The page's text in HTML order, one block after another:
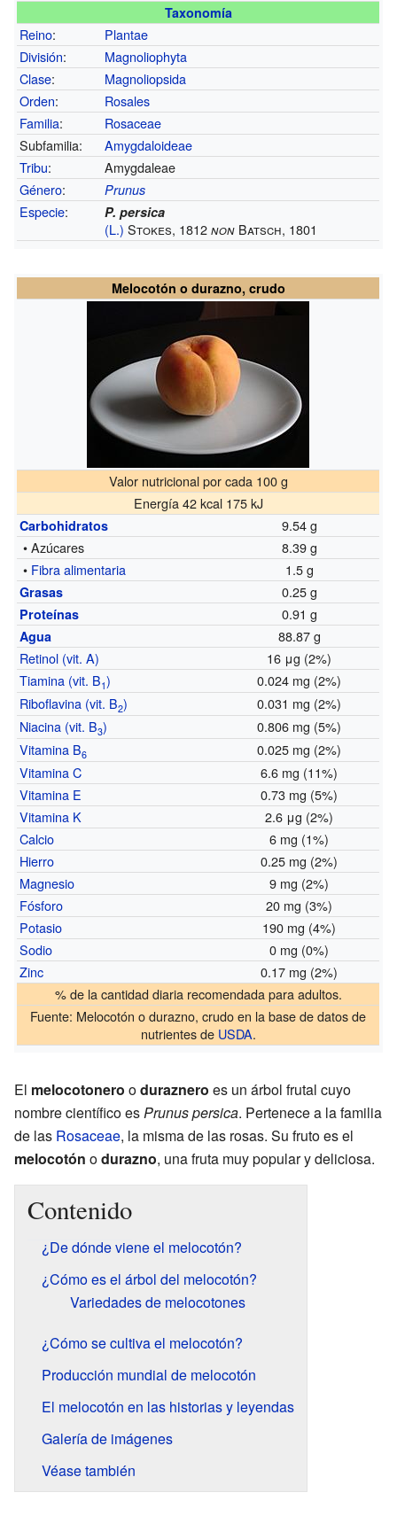
Taxonomía
Reino:
Plantae
División:
Magnoliophyta
Clase:
Magnoliopsida
Orden:
Rosales
Familia:
Rosaceae
Subfamilia:
Amygdaloideae
Tribu:
Amygdaleae
Género: Prunus
Especie: P. persica
(L.) Stokes, 1812non Batsch, 1801
Melocotón o durazno, crudo
Valor nutricional por cada 100 g
Energía 42 kcal 175 kJ
Carbohidratos
9.54 g
• Azúcares
8.39 g
• Fibra alimentaria 1.5 g
Grasas 0.25 g
Proteínas 0.91 g
Agua
88.87 g
Retinol (vit. A)
16 μg (2%)
Tiamina (vit. B1)
0.024 mg (2%)
Riboflavina (vit. B2)
0.031 mg (2%)
Niacina (vit. B3)
0.806 mg (5%)
Vitamina B6
0.025 mg (2%)
Vitamina C
6.6 mg (11%)
Vitamina E
0.73 mg (5%)
Vitamina K
2.6 μg (2%)
Calcio
6 mg (1%)
Hierro
0.25 mg (2%)
Magnesio
9 mg (2%)
Fósforo
20 mg (3%)
Potasio
190 mg (4%)
Sodio
0 mg (0%)
Zinc
0.17 mg (2%)
% de la cantidad diaria recomendada para adultos.
Fuente: Melocotón o durazno, crudoen la base de datos de
nutrientes de USDA.
El melocotonero oduraznero es un árbol frutal cuyo
nombre científico esPrunus persica. Pertenece a la familia
de las Rosaceae, la misma de las rosas. Su fruto es el
melocotón odurazno, una fruta muy popular y deliciosa.
Contenido
¿De dónde viene el melocotón?
¿Cómo es el árbol del melocotón?
Variedades de melocotones
¿Cómo se cultiva el melocotón?
Producción mundial de melocotón
El melocotón en las historias y leyendas
Galería de imágenes
Véase también